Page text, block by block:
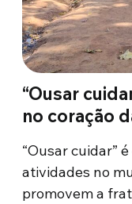
“Ousar
no coração
“Ousar cuidar”
atividades no
promovem a